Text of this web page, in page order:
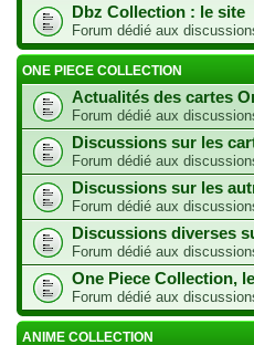
Dbz Collection : le site
Forum dédié aux
ONE PIECE COLLECTION
Actualités des cartes
Forum dédié aux
Discussions sur les
Forum dédié aux
Discussions sur les
Forum dédié aux
Discussions diverses
Forum dédié aux
One Piece Collection,
Forum dédié aux
ANIME COLLECTION